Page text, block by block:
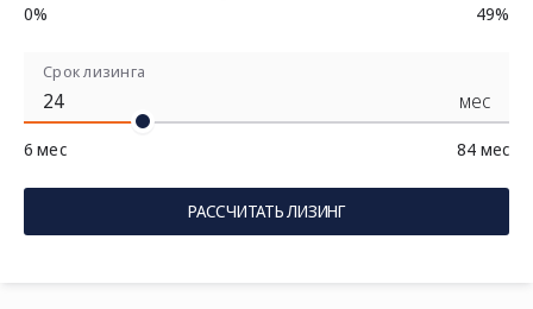
0% 49%
Срок лизинга
мес
6 мес 84 мес
РАССЧИТАТЬ ЛИЗИНГ